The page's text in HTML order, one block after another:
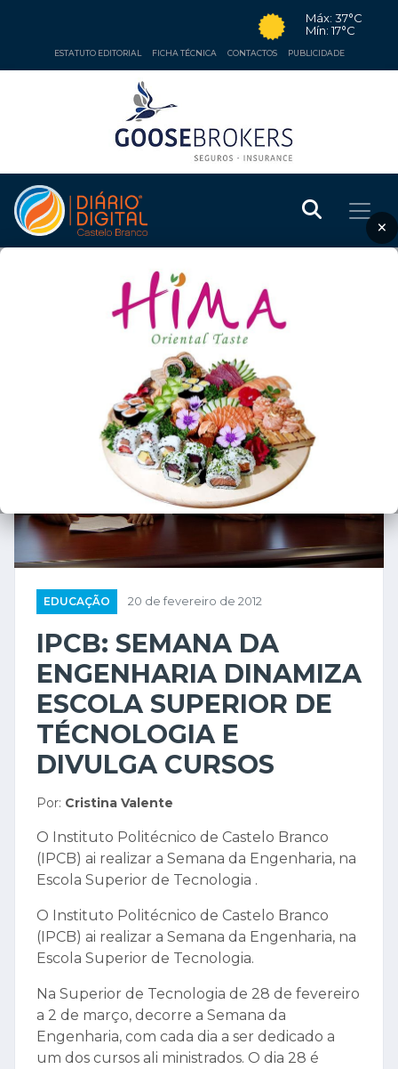
Máx: 37°C
Mín: 17°C
ESTATUTO EDITORIAL FICHA TÉCNICA CONTACTOS PUBLICIDADE
×
EDUCAÇÃO 20 de fevereiro de 2012
IPCB: SEMANA DA
ENGENHARIA DINAMIZA
ESCOLA SUPERIOR DE
TÉCNOLOGIA E
DIVULGA CURSOS
Por: Cristina Valente
O Instituto Politécnico de Castelo Branco
(IPCB) ai realizar a Semana da Engenharia, na
Escola Superior de Tecnologia .
O Instituto Politécnico de Castelo Branco
(IPCB) ai realizar a Semana da Engenharia, na
Escola Superior de Tecnologia.
Na Superior de Tecnologia de 28 de fevereiro
a 2 de março, decorre a Semana da
Engenharia, com cada dia a ser dedicado a
um dos cursos ali ministrados. O dia 28 é